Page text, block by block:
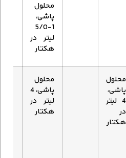
محلول
پاشی،
1-5/0
لیتر در
هکتار
محلول
پاشی،
4 لیتر
در
هکتار
محلول
پاشی، 4
لیتر در
هکتار